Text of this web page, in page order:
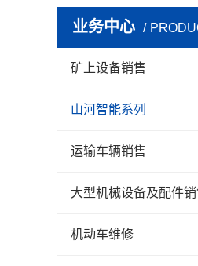
业务中心
矿上设备销售
山河智能系列
运输车辆销售
大型机械设备及配件销
机动车维修